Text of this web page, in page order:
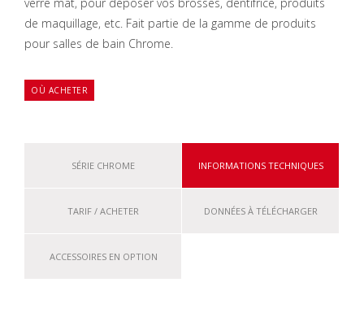
de maquillage, etc. Fait partie de la gamme de produits
pour salles de bain Chrome.
OÙ ACHETER
SÉRIE CHROME INFORMATIONS TECHNIQUES
TARIF / ACHETER DONNÉES À TÉLÉCHARGER
ACCESSOIRES EN OPTION